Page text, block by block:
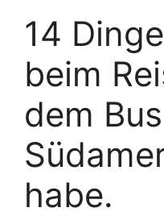
14
beim
dem
habe.